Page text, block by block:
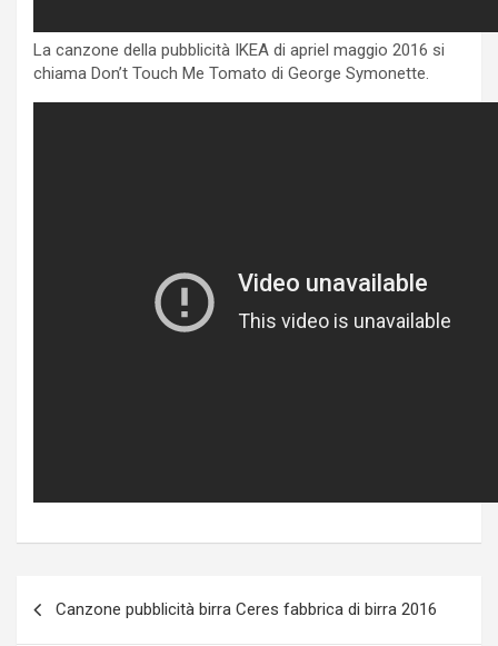
La canzone della pubblicità IKEA di apriel maggio 2016 si
chiama Don’t Touch Me Tomato di George Symonette.
navigation
Canzone pubblicità birra Ceres fabbrica di birra 2016